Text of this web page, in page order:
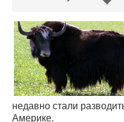
недавно стали
Америке.